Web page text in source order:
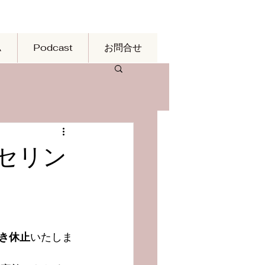
Podcast お問合せ
リン
休止いたしま